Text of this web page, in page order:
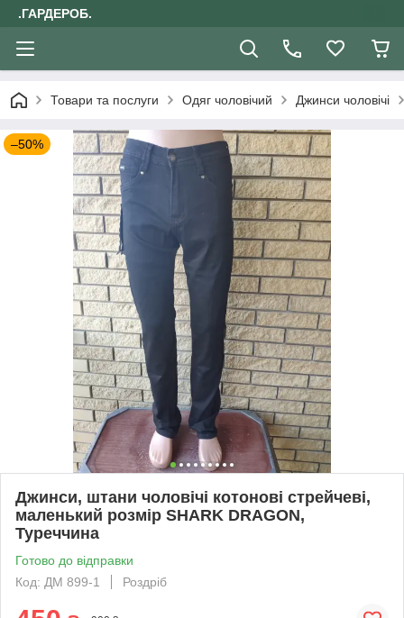
.ГАРДЕРОБ.
Товари та послуги Одяг чоловічий Джинси чоловічі
–50%
Джинси, штани чоловічі котонові стрейчеві,
маленький розмір SHARK DRAGON,
Туреччина
Готово до відправки
Код: ДМ 899-1
Роздріб